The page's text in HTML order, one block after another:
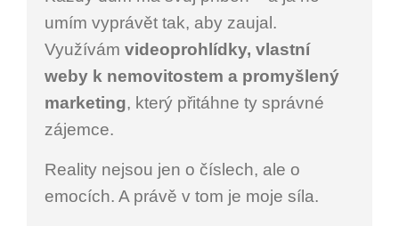
umím vyprávět tak, aby zaujal.
Využívám videoprohlídky, vlastní
weby k nemovitostem a promyšlený
marketing, který přitáhne ty správné
zájemce.
Reality nejsou jen o číslech, ale o
emocích. A právě v tom je moje síla.